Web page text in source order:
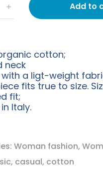
﹢ Add to
cotton;
neck
with a ligt-weight
fits true to size.
fit;
Italy.
Woman fashion,
, casual, cotton